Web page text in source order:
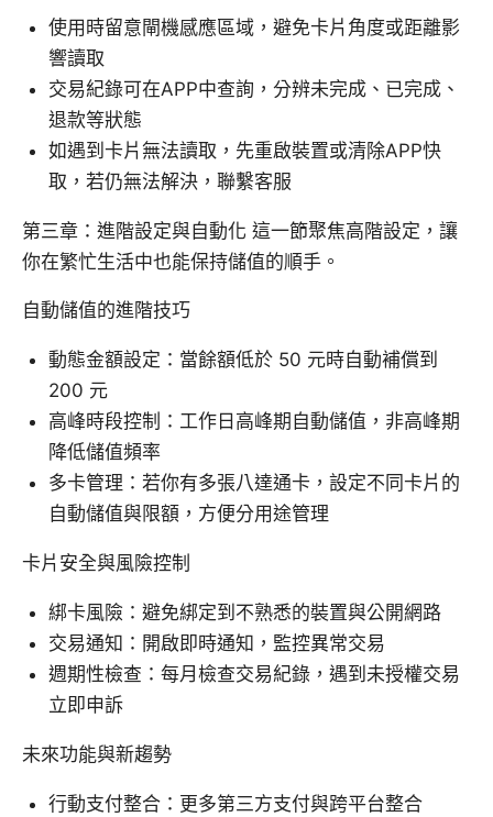
使用時留意閘機感應區域，避免卡片角度或距離影
響讀取
交易紀錄可在APP中查詢，分辨未完成、已完成、
退款等狀態
如遇到卡片無法讀取，先重啟裝置或清除APP快
取，若仍無法解決，聯繫客服
第三章：進階設定與自動化 這一節聚焦高階設定，讓
你在繁忙生活中也能保持儲值的順手。
自動儲值的進階技巧
動態金額設定：當餘額低於 50 元時自動補償到
200 元
高峰時段控制：工作日高峰期自動儲值，非高峰期
降低儲值頻率
多卡管理：若你有多張八達通卡，設定不同卡片的
自動儲值與限額，方便分用途管理
卡片安全與風險控制
綁卡風險：避免綁定到不熟悉的裝置與公開網路
交易通知：開啟即時通知，監控異常交易
週期性檢查：每月檢查交易紀錄，遇到未授權交易
立即申訴
未來功能與新趨勢
行動支付整合：更多第三方支付與跨平台整合